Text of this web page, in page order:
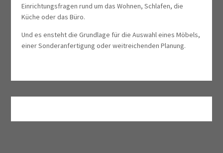
Einrichtungsfragen rund um das Wohnen, Schlafen, die
Küche oder das Büro.
Und es ensteht die Grundlage für die Auswahl eines Möbels,
einer Sonderanfertigung oder weitreichenden Planung.